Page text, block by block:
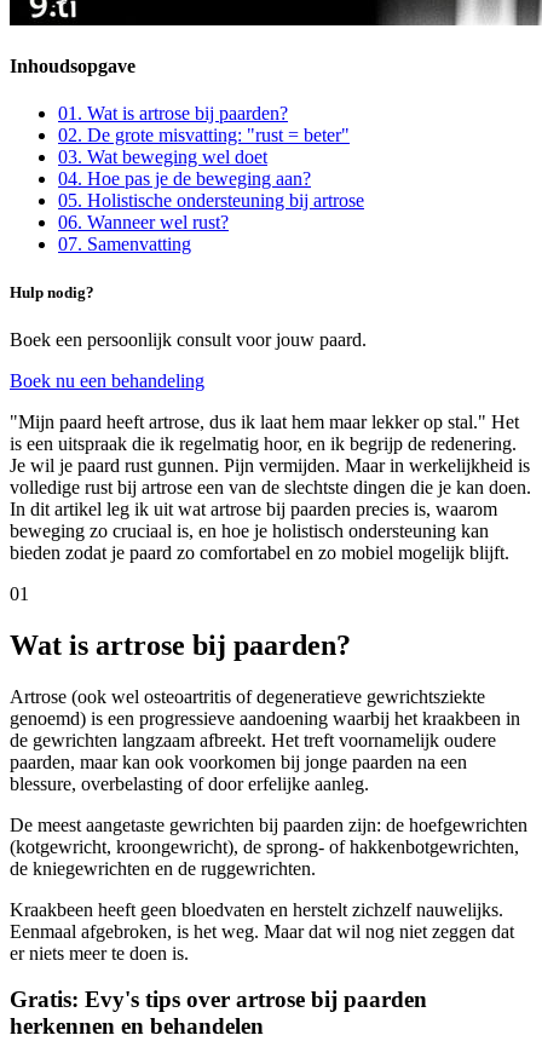
Inhoudsopgave
01. Wat is artrose bij paarden?
02. De grote misvatting: "rust = beter"
03. Wat beweging wel doet
04. Hoe pas je de beweging aan?
05. Holistische ondersteuning bij artrose
06. Wanneer wel rust?
07. Samenvatting
Hulp nodig?
Boek een persoonlijk consult voor jouw paard.
Boek nu een behandeling
"Mijn paard heeft artrose, dus ik laat hem maar lekker op stal." Het
is een uitspraak die ik regelmatig hoor, en ik begrijp de redenering.
Je wil je paard rust gunnen. Pijn vermijden. Maar in werkelijkheid is
volledige rust bij artrose een van de slechtste dingen die je kan doen.
In dit artikel leg ik uit wat artrose bij paarden precies is, waarom
beweging zo cruciaal is, en hoe je holistisch ondersteuning kan
bieden zodat je paard zo comfortabel en zo mobiel mogelijk blijft.
01
Wat is artrose bij paarden?
Artrose (ook wel osteoartritis of degeneratieve gewrichtsziekte
genoemd) is een progressieve aandoening waarbij het kraakbeen in
de gewrichten langzaam afbreekt. Het treft voornamelijk oudere
paarden, maar kan ook voorkomen bij jonge paarden na een
blessure, overbelasting of door erfelijke aanleg.
De meest aangetaste gewrichten bij paarden zijn: de hoefgewrichten
(kotgewricht, kroongewricht), de sprong- of hakkenbotgewrichten,
de kniegewrichten en de ruggewrichten.
Kraakbeen heeft geen bloedvaten en herstelt zichzelf nauwelijks.
Eenmaal afgebroken, is het weg. Maar dat wil nog niet zeggen dat
er niets meer te doen is.
Gratis: Evy's tips over artrose bij paarden
herkennen en behandelen